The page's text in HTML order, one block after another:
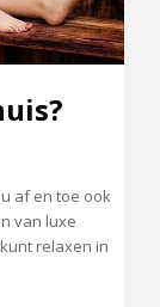
af en toe ook
van luxe
relaxen in